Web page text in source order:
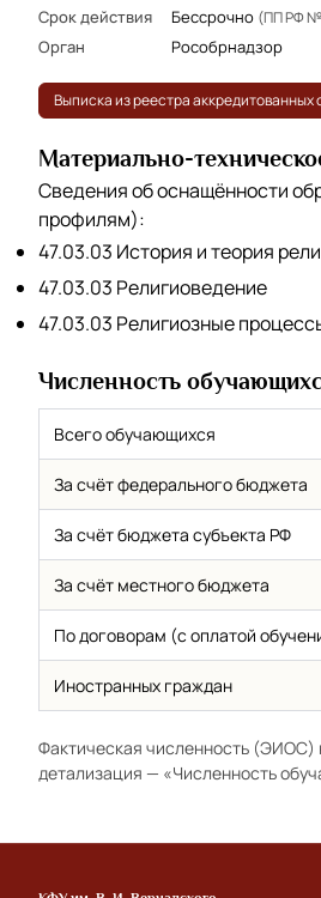
Срок действия
Бессрочно (ПП РФ №
Орган Рособрнадзор
Выписка из реестра аккредитованных
Материально-
Сведения об оснащённости
профилям):
47.03.03 История и теория
47.03.03 Религиоведение
47.03.03 Религиозные
Численность
Всего обучающихся
За счёт федерального бюджета
За счёт бюджета субъекта РФ
За счёт местного бюджета
По договорам (с оплатой
Иностранных граждан
Фактическая численность
детализация — «Численность